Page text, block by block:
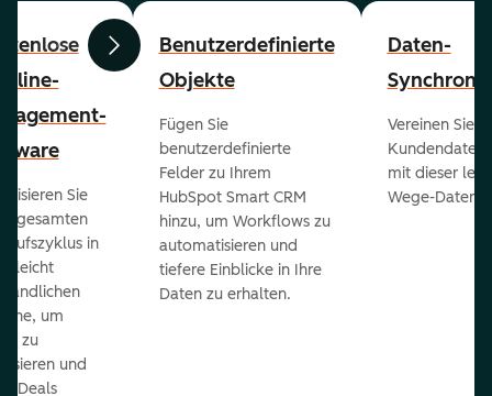
ZurückWeiter
Sie
gesamten
in
leicht
um
zu
und
Deals
Benutzerdefinierte
Objekte
Fügen Sie
benutzerdefinierte
Felder zu Ihrem
HubSpot Smart CRM
hinzu, um Workflows zu
automatisieren und
tiefere Einblicke in Ihre
Daten zu erhalten.
Daten-
Vereinen Sie
Kundendaten
mit dieser
Wege-Daten-